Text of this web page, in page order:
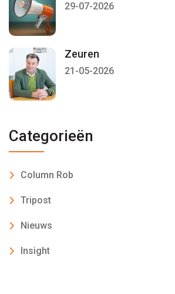
29-07-2026
Zeuren
21-05-2026
Categorieën
Column Rob
Tripost
Nieuws
Insight